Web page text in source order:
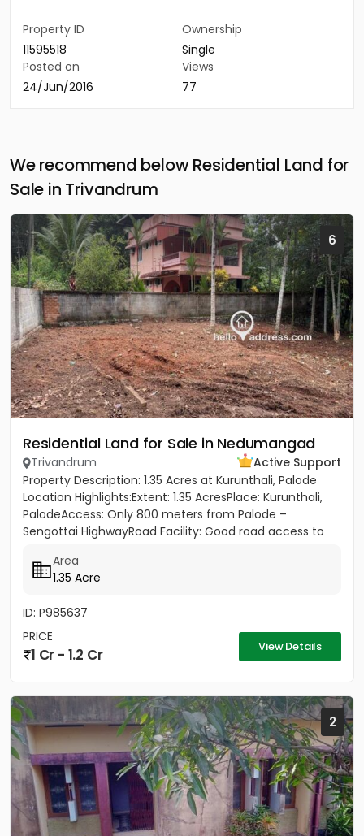
Property ID
11595518
Ownership
Single
Posted on
24/Jun/2016
Views
77
We recommend below Residential Land for
Sale in Trivandrum
6
Residential Land for Sale in Nedumangad
Trivandrum
Active Support
Property Description: 1.35 Acres at Kurunthali, Palode
Location Highlights:Extent: 1.35 AcresPlace: Kurunthali,
PalodeAccess: Only 800 meters from Palode –
Sengottai HighwayRoad Facility: Good road access to
Area
1.35 Acre
ID: P985637
PRICE
1 Cr - 1.2 Cr View Details
2